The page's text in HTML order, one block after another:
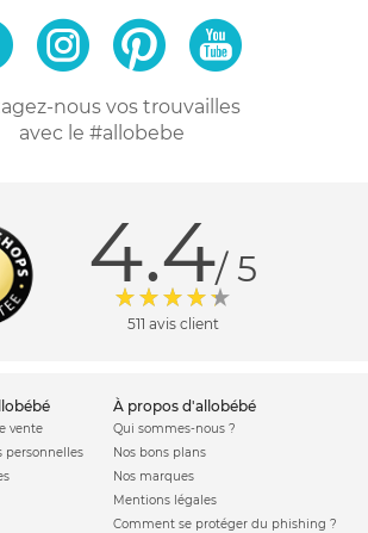
nous vos trouvailles
avec le #allobebe
4.4/ 5
511 avis client
vente
personnelles
à propos d'allobébé
Qui sommes-nous ?
Nos bons plans
Nos marques
Mentions légales
Comment se protéger du phishing ?